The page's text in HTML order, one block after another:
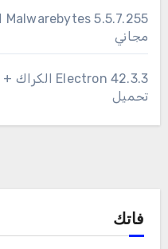
مجاني
تحميل
فاتك